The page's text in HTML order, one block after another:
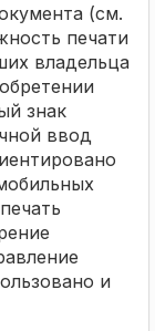
(см.
печати
владельца
знак
ввод
и